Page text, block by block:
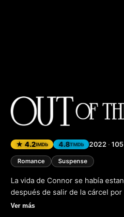
Out of the
★ 4.2IMDb 4.8TMDb 2022 ·
Romance Suspense
La vida de Connor se había
después de salir de la cárcel
Sin embargo, todo cambia
Ver más